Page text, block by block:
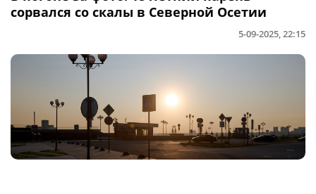
сорвался со скалы в Северной Осетии
5-09-2025, 22:15